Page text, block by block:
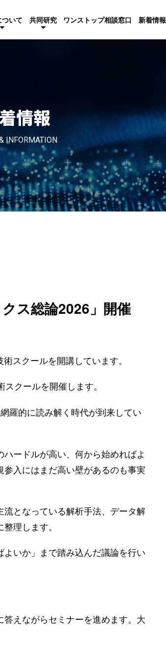
いて 共同研究 ワンストップ相談窓口 新着情報
情報
INFORMATION
ス総論2026」開催
スクールを開講しています。
スクールを開催します。
羅的に読み解く時代が到来してい
ードルが高い、何から始めればよ
入にはまだ高い壁があるのも事実
となっている解析手法、データ解
理します。
いか」まで踏み込んだ議論を行い
えながらセミナーを進めます。大